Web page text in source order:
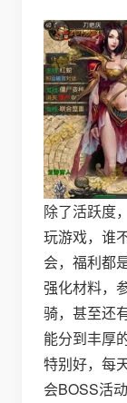
除了活跃度
玩游戏，谁
会，福利都
强化材料，
骑，甚至还
能分到丰厚
特别好，每
会BOSS活